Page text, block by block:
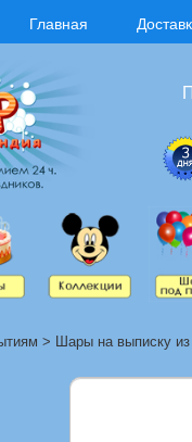
Главная
> Шары на выписку